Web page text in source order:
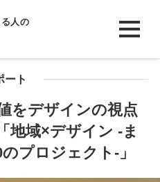
人の
ート
をデザインの視点
地域×デザイン -ま
プロジェクト-」